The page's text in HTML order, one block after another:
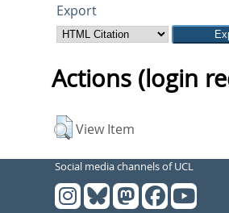
Export
Actions (login
View Item
Social media channels of UCL